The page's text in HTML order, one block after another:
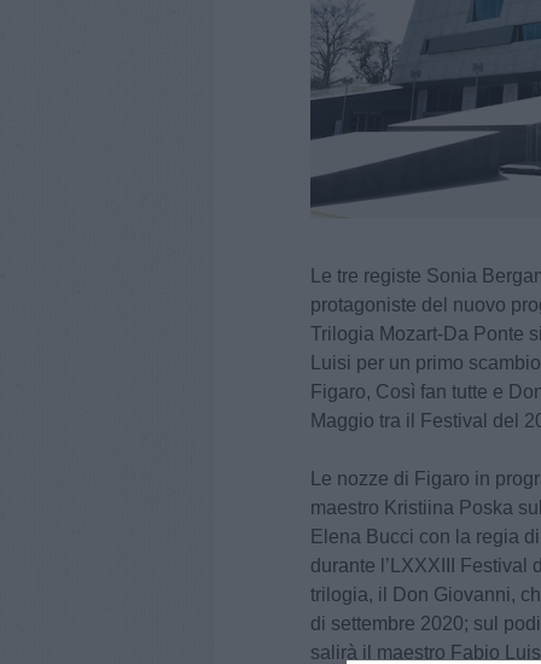
Le tre registe Sonia
protagoniste del nuovo
Trilogia Mozart-Da Ponte
Luisi per un primo
Figaro, Così fan tutte e
Maggio tra il Festival del
Le nozze di Figaro in
maestro Kristiina Poska
Elena Bucci con la regia
durante l’LXXXIII Festival
trilogia, il Don Giovanni,
di settembre 2020; sul
salirà il maestro Fabio